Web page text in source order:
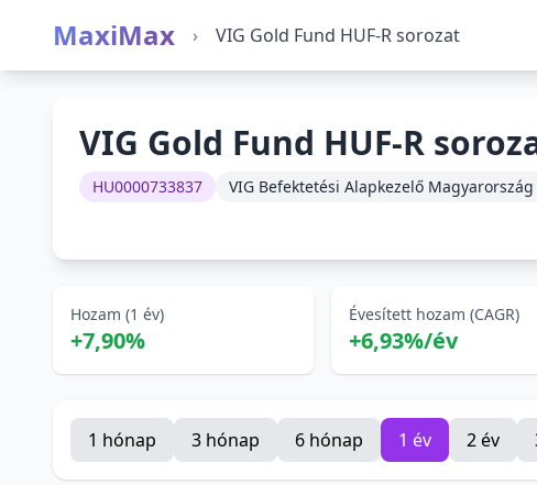
MaxiMax › VIG Gold Fund HUF-R sorozat
VIG Gold Fund HUF-R
HU0000733837 VIG Befektetési Alapkezelő
Hozam (1 év)
+7,90%
Évesített hozam (CAGR)
+6,93%/év
1 hónap 3 hónap 6 hónap 1 év 2 év